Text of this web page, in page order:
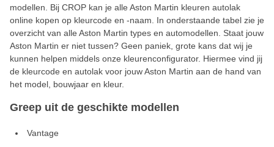
modellen. Bij CROP kan je alle Aston Martin kleuren autolak
online kopen op kleurcode en -naam. In onderstaande tabel zie je
overzicht van alle Aston Martin types en automodellen. Staat jouw
Aston Martin er niet tussen? Geen paniek, grote kans dat wij je
kunnen helpen middels onze kleurenconfigurator. Hiermee vind jij
de kleurcode en autolak voor jouw Aston Martin aan de hand van
het model, bouwjaar en kleur.
Greep uit de geschikte modellen
Vantage